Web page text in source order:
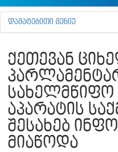
ᲓᲐᲛᲐᲢᲔᲑᲘᲗᲘ ᲛᲔᲜᲘᲣ
ᲥᲔᲗᲔᲕᲐᲜ
ᲡᲐᲮᲔᲚᲛᲬᲘᲤᲝ
ᲐᲞᲐᲠᲐᲢᲘᲡ
ᲨᲔᲡᲐᲮᲔᲑ
ᲛᲘᲐᲬᲝᲓᲐ